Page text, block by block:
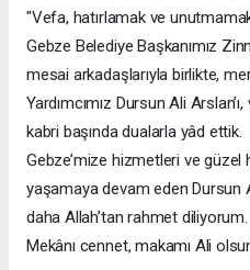
"Vefa, hatırlamak ve
Gebze Belediye Başkanımız
mesai arkadaşlarıyla birlikte,
Yardımcımız Dursun Ali
kabri başında dualarla yâd ettik.
Gebze’mize hizmetleri ve güzel
yaşamaya devam eden Dursun
daha Allah’tan rahmet diliyorum.
Mekânı cennet, makamı Ali